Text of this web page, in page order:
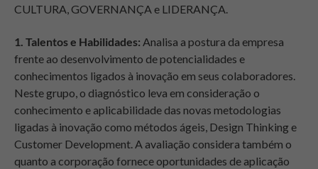
CULTURA, GOVERNANÇA e LIDERANÇA.
1. Talentos e Habilidades: Analisa a postura da empresa
frente ao desenvolvimento de potencialidades e
conhecimentos ligados à inovação em seus colaboradores.
Neste grupo, o diagnóstico leva em consideração o
conhecimento e aplicabilidade das novas metodologias
ligadas à inovação como métodos ágeis, Design Thinking e
Customer Development. A avaliação considera também o
quanto a corporação fornece oportunidades de aplicação